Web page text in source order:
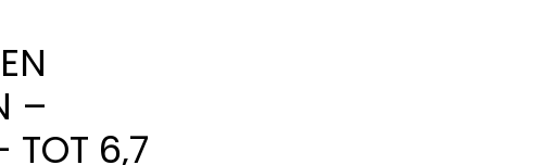
–
TOT 6,7